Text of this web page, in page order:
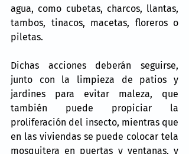
agua, como cubetas, charcos, llantas,
tambos, tinacos, macetas, floreros o
piletas.
Dichas acciones deberán seguirse,
junto con la limpieza de patios y
jardines para evitar maleza, que
también puede propiciar la
proliferación del insecto, mientras que
en las viviendas se puede colocar tela
mosquitera en puertas y ventanas, y